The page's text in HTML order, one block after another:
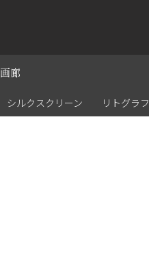
画廊
シルクスクリーン リトグラフ